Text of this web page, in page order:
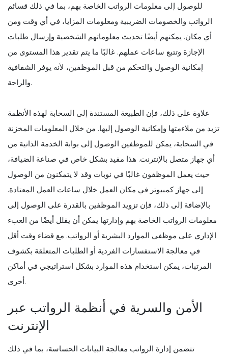
للوصول إلى معلومات الرواتب الخاصة بهم، بما في ذلك قسائم
الرواتب والخصومات الضريبية ومعلومات المزايا، في أي وقت ومن
أي مكان. يمكنهم أيضًا تحديث معلوماتهم الشخصية وإرسال طلبات
الإجازة وتتبع ساعات عملهم. غالبًا ما يتم تقدير هذا المستوى من
إمكانية الوصول والتحكم من قبل الموظفين، لأنه يوفر الشفافية
والراحة.
علاوة على ذلك، فإن الطبيعة المستندة إلى السحابة لهذه الأنظمة
تزيد من ملاءمتها وإمكانية الوصول إليها. من خلال المعلومات المخزنة
في السحابة، يمكن للموظفين الوصول إلى بوابة الخدمة الذاتية من
أي جهاز متصل بالإنترنت. هذا مفيد بشكل خاص في صناعة الضيافة،
حيث يعمل الموظفون غالبًا في نوبات وقد لا يتمكنون من الوصول
إلى جهاز كمبيوتر في مكان العمل خلال ساعات العمل المعتادة.
بالإضافة إلى ذلك، فإن تزويد الموظفين بالقدرة على الوصول إلى
معلومات الرواتب الخاصة بهم وإدارتها يمكن أن يقلل أيضًا من العبء
الإداري على موظفي الموارد البشرية أو الرواتب. مع قضاء وقت أقل
في معالجة الاستفسارات الفردية أو الطلبات المتعلقة بكشوف
المرتبات، يمكن استخدام هذه الموارد بشكل استراتيجي في أماكن
أخرى.
الأمن والسرية في أنظمة الرواتب عبر
الإنترنت
تتضمن إدارة الرواتب معالجة البيانات الحساسة، بما في ذلك